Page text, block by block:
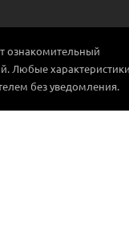
ознакомительный
Любые
без уведомления.